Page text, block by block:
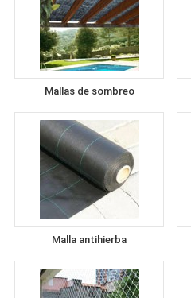
Mallas de sombreo
Malla antihierba